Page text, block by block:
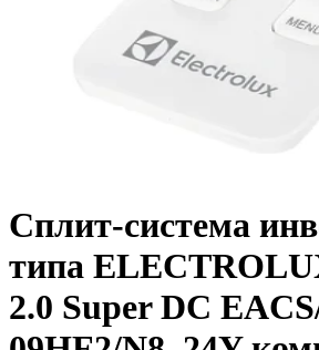
Сплит-система
типа
2.0 Super DC